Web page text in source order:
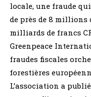
locale, une fraude
de près de 8 millions
milliards de francs
Greenpeace
fraudes fiscales
forestières
L’association a